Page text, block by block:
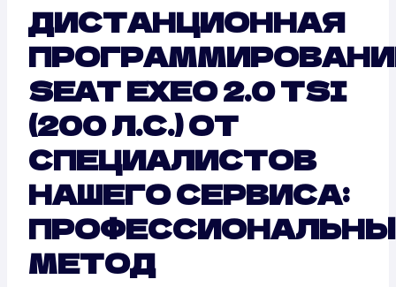
ДИСТАНЦИОННАЯ
SEAT EXEO 2.0 TSI
(200 Л.С.) ОТ
СПЕЦИАЛИСТОВ
НАШЕГО СЕРВИСА:
МЕТОД